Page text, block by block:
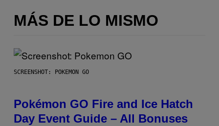
MÁS DE LO MISMO
SCREENSHOT: POKEMON GO
Pokémon GO Fire and Ice Hatch
Day Event Guide – All Bonuses